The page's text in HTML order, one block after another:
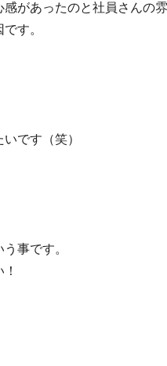
があったのと社員さんの
す。
です（笑）
事です。